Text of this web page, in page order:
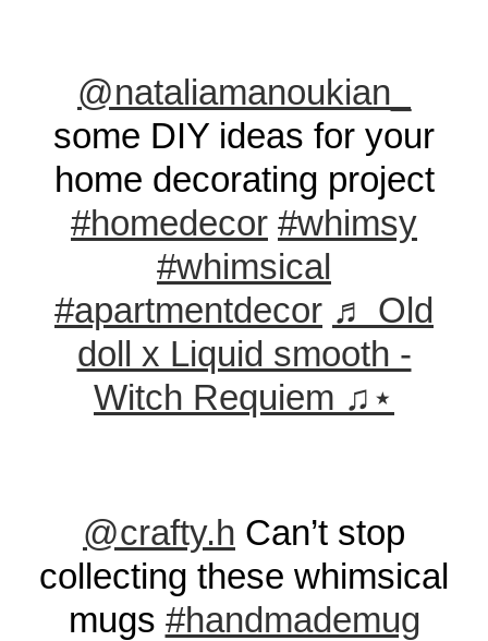
@nataliamanoukian_
some DIY ideas for your
home decorating project
#homedecor #whimsy
#whimsical
#apartmentdecor ♬ Old
doll x Liquid smooth -
Witch Requiem ♫⋆
@crafty.h Can’t stop
collecting these whimsical
mugs #handmademug